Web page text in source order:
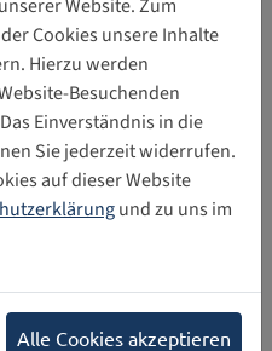
Welt
12.05.2026
hat das Projekt
in der digitalen Welt“
bundesweit…
Umfrage
13.04.2026
Apps, Websites,
sichere und positive…
Website. Zum
Cookies unsere Inhalte
Hierzu werden
Besuchenden
Einverständnis in die
Sie jederzeit widerrufen.
auf dieser Website
und zu uns im
Alle Cookies akzeptieren